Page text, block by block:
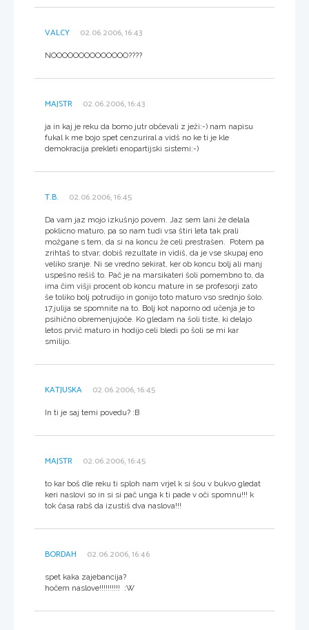
VALCY 02.06.2006, 16:43
NOOOOOOOOOOOOOO????
MAJSTR 02.06.2006, 16:43
ja in kaj je reku da bomo jutr občevali z ježi:-) nam napisu
fukal k me bojo spet cenzuriral a vidš no ke ti je kle
demokracija prekleti enopartijski sistemi:-)
T.B. 02.06.2006, 16:45
Da vam jaz mojo izkušnjo povem. Jaz sem lani že delala
poklicno maturo, pa so nam tudi vsa štiri leta tak prali
možgane s tem, da si na koncu že celi prestrašen. Potem pa
zrihtaš to stvar, dobiš rezultate in vidiš, da je vse skupaj eno
veliko sranje. Ni se vredno sekirat, ker ob koncu bolj ali manj
uspešno rešiš to. Pač je na marsikateri šoli pomembno to, da
ima čim višji procent ob koncu mature in se profesorji zato
še toliko bolj potrudijo in gonijo toto maturo vso srednjo šolo.
17.julija se spomnite na to. Bolj kot naporno od učenja je to
psihično obremenjujoče. Ko gledam na šoli tiste, ki delajo
letos prvič maturo in hodijo celi bledi po šoli se mi kar
smilijo.
KATJUSKA 02.06.2006, 16:45
In ti je saj temi povedu? :B
MAJSTR 02.06.2006, 16:45
to kar boš dle reku ti sploh nam vrjel k si šou v bukvo gledat
keri naslovi so in si si pač unga k ti pade v oči spomnu!!! k
tok časa rabš da izustiš dva naslova!!!
BORDAH 02.06.2006, 16:46
spet kaka zajebancija?
hočem naslove!!!!!!!!!! :W